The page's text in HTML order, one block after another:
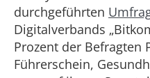
durchgeführten
Digitalverbands
Prozent der Befragten
Führerschein,